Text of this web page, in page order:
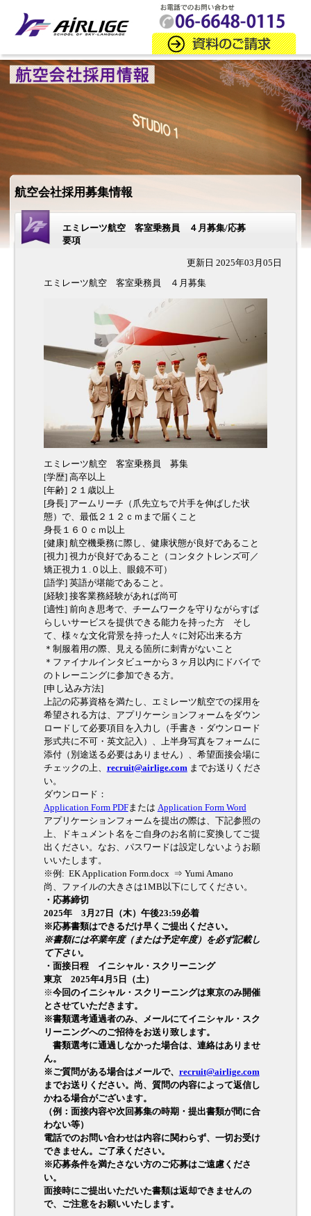
航空会社採用募集情報
エミレーツ航空 客室乗務員 ４月募集/応募
要項
更新日 2025年03月05日
エミレーツ航空 客室乗務員 ４月募集
エミレーツ航空 客室乗務員 募集
[学歴] 高卒以上
[年齢] ２１歳以上
[身長] アームリーチ（爪先立ちで片手を伸ばした状
態）で、最低２１２ｃｍまで届くこと
身長１６０ｃｍ以上
[健康] 航空機乗務に際し、健康状態が良好であること
[視力] 視力が良好であること（コンタクトレンズ可／
矯正視力１.０以上、眼鏡不可）
[語学] 英語が堪能であること。
[経験] 接客業務経験があれば尚可
[適性] 前向き思考で、チームワークを守りながらすば
らしいサービスを提供できる能力を持った方 そし
て、様々な文化背景を持った人々に対応出来る方
＊制服着用の際、見える箇所に刺青がないこと
＊ファイナルインタビューから３ヶ月以内にドバイで
のトレーニングに参加できる方。
[申し込み方法]
上記の応募資格を満たし、エミレーツ航空での採用を
希望される方は、アプリケーションフォームをダウン
ロードして必要項目を入力し（手書き・ダウンロード
形式共に不可・英文記入）、上半身写真をフォームに
添付（別途送る必要はありません）、希望面接会場に
チェックの上、 recruit@airlige.comまでお送りくださ
い。
ダウンロード：
Application Form PDFまたは Application Form Word
アプリケーションフォームを提出の際は、下記参照の
上、ドキュメント名をご自身のお名前に変換してご提
出ください。なお、パスワードは設定しないようお願
いいたします。
※例: EK Application Form.docx ⇒ Yumi Amano
尚、ファイルの大きさは1MB以下にしてください。
・応募締切
2025年 3月27日（木）午後23:59必着
※応募書類はできるだけ早くご提出ください。
※書類には卒業年度（または予定年度）を必ず記載し
て下さい。
・面接日程 イニシャル・スクリーニング
東京 2025年4月5日（土）
※今回のイニシャル・スクリーニングは東京のみ開催
とさせていただきます。
※書類選考通過者のみ、メールにてイニシャル・スク
リーニングへのご招待をお送り致します。
書類選考に通過しなかった場合は、連絡はありませ
ん。
※ご質問がある場合はメールで、 recruit@airlige.com
までお送りください。尚、質問の内容によって返信し
かねる場合がございます。
（例：面接内容や次回募集の時期・提出書類が間に合
わない等）
電話でのお問い合わせは内容に関わらず、一切お受け
できません。ご了承ください。
※応募条件を満たさない方のご応募はご遠慮くださ
い。
面接時にご提出いただいた書類は返却できませんの
で、ご注意をお願いいたします。